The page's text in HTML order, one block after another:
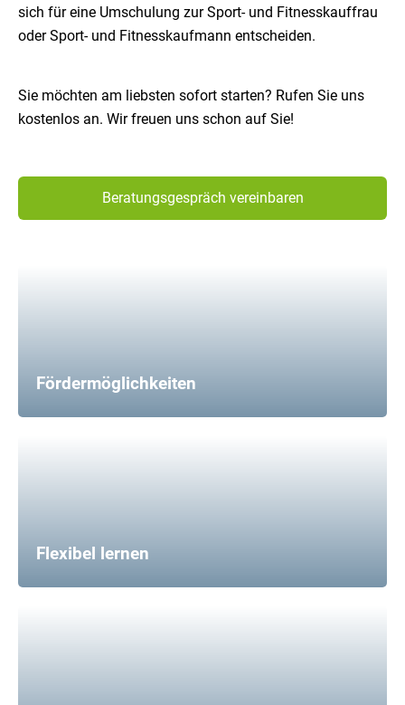
sich für eine Umschulung zur Sport- und Fitnesskauffrau
oder Sport- und Fitnesskaufmann entscheiden.
Sie möchten am liebsten sofort starten? Rufen Sie uns
kostenlos an. Wir freuen uns schon auf Sie!
Beratungsgespräch vereinbaren
Fördermöglichkeiten
Flexibel lernen